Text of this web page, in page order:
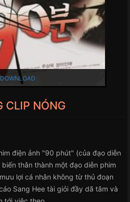
DOWNLOAD
CLIP NÓNG
điện ảnh "90 phút" (của đạo diễn
thân thành một đạo diễn phim
lợi cá nhân không từ thủ đoạn
Sang Hee tài giỏi đầy dã tâm và